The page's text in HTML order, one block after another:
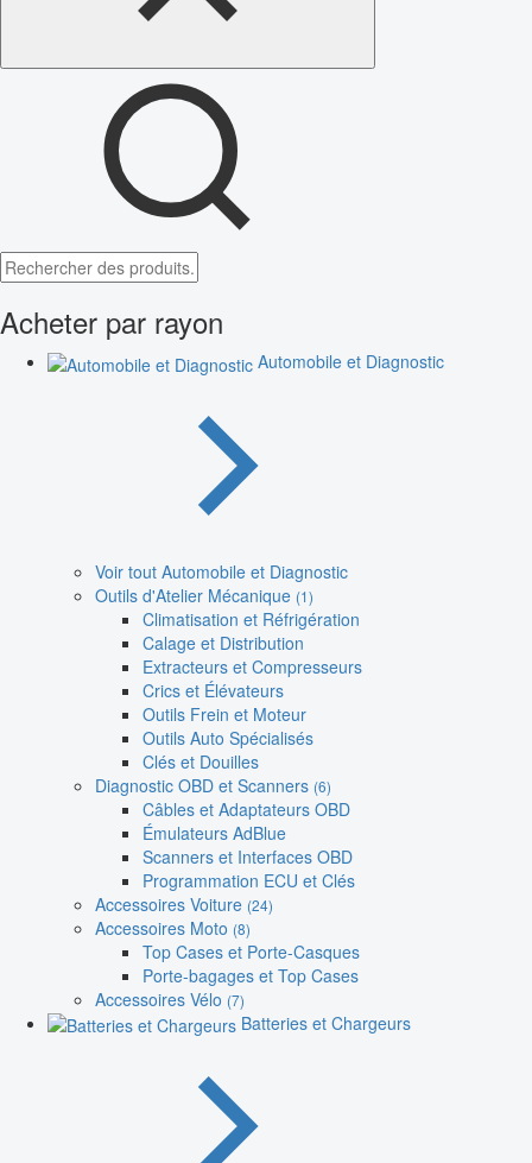
Acheter par rayon
Automobile et Diagnostic
Voir tout Automobile et Diagnostic
Outils d'Atelier Mécanique (1)
Climatisation et Réfrigération
Calage et Distribution
Extracteurs et Compresseurs
Crics et Élévateurs
Outils Frein et Moteur
Outils Auto Spécialisés
Clés et Douilles
Diagnostic OBD et Scanners (6)
Câbles et Adaptateurs OBD
Émulateurs AdBlue
Scanners et Interfaces OBD
Programmation ECU et Clés
Accessoires Voiture (24)
Accessoires Moto (8)
Top Cases et Porte-Casques
Porte-bagages et Top Cases
Accessoires Vélo (7)
Batteries et Chargeurs